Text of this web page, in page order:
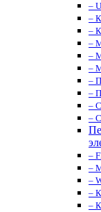
–
–
–
–
–
–
–
–
–
–
–
–
–
–
–